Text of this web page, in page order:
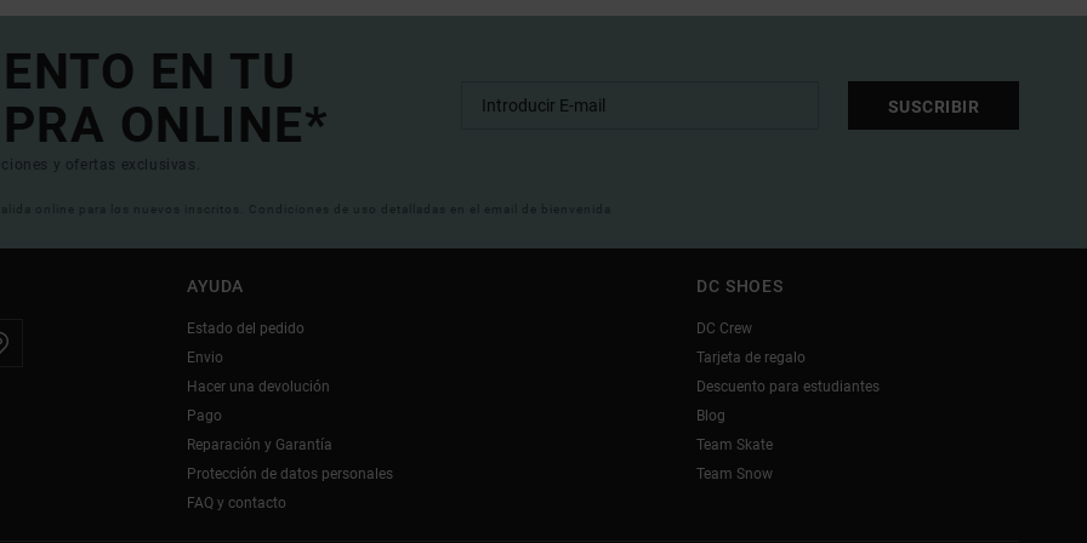
EN TU
ONLINE*
y ofertas exclusivas.
SUSCRIBIR
online para los nuevos inscritos. Condiciones de uso detalladas en el email de bienvenida
AYUDA
Estado del pedido
Envio
Hacer una devolución
Pago
Reparación y Garantía
Protección de datos personales
FAQ y contacto
DC SHOES
DC Crew
Tarjeta de regalo
Descuento para estudiantes
Blog
Team Skate
Team Snow